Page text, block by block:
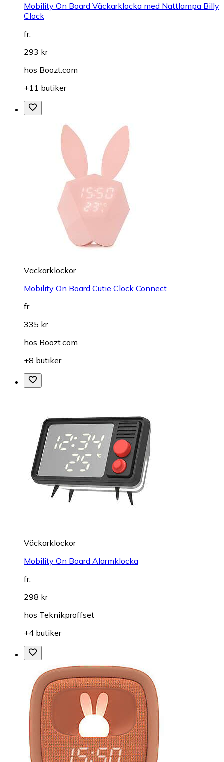
Mobility On Board Väckarklocka med Nattlampa Billy
Clock
fr.
293 kr
hos Boozt.com
+11 butiker
Väckarklockor
Mobility On Board Cutie Clock Connect
fr.
335 kr
hos Boozt.com
+8 butiker
Väckarklockor
Mobility On Board Alarmklocka
fr.
298 kr
hos Teknikproffset
+4 butiker